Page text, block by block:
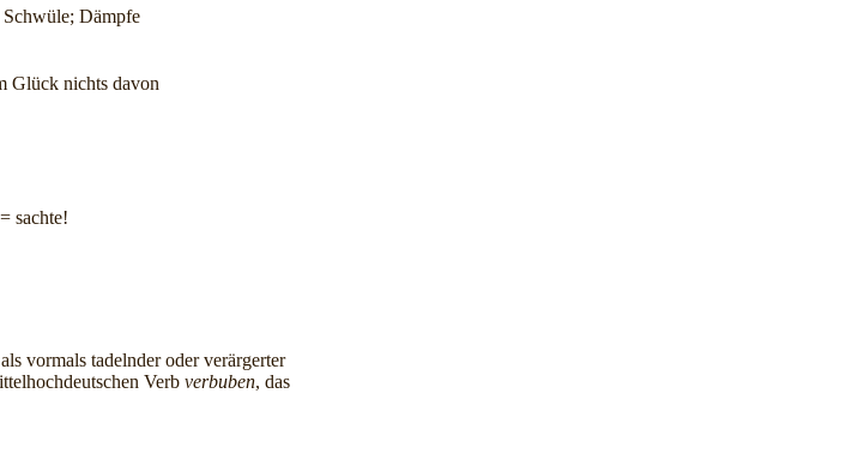
Dämpfe
Glück nichts davon
= sachte!
vormals tadelnder oder verärgerter
Verb verbuben, das